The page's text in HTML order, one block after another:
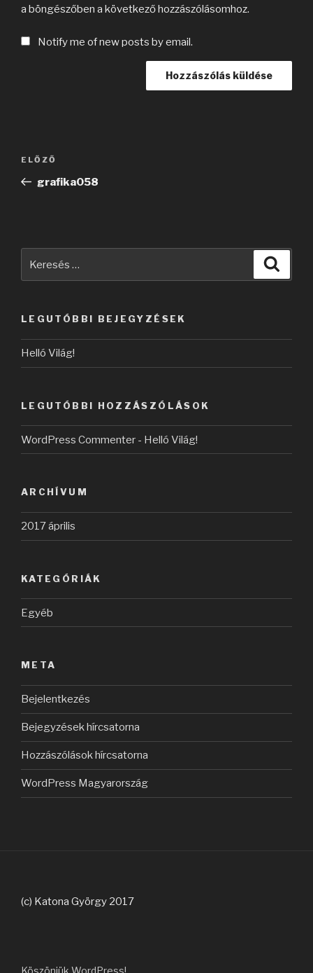
a böngészőben a következő hozzászólásomhoz.
Notify me of new posts by email.
Bejegyzés
Korábbi
bejegyzés
ELŐZŐ
grafika058
LEGUTÓBBI BEJEGYZÉSEK
Helló Világ!
LEGUTÓBBI HOZZÁSZÓLÁSOK
WordPress Commenter - Helló Világ!
ARCHÍVUM
2017 április
KATEGÓRIÁK
Egyéb
META
Bejelentkezés
Bejegyzések hírcsatorna
Hozzászólások hírcsatorna
WordPress Magyarország
(c) Katona György 2017
Köszönjük WordPress!